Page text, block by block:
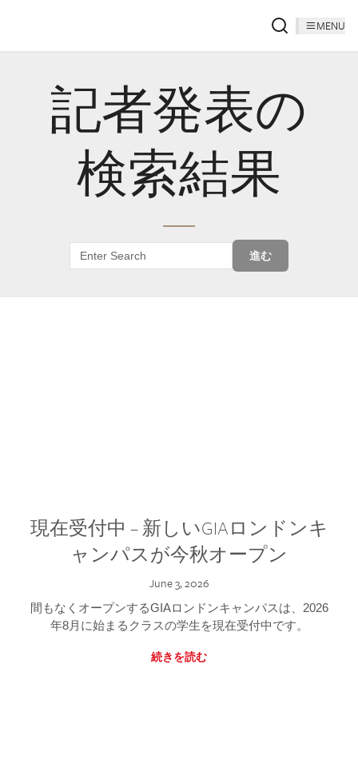
MENU
記者発表の
検索結果
進む
現在受付中 – 新しいGIAロンドンキ
ャンパスが今秋オープン
June 3, 2026
間もなくオープンするGIAロンドンキャンパスは、2026
年8月に始まるクラスの学生を現在受付中です。
続きを読む